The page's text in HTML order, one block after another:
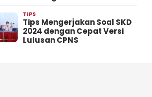
TIPS
Tips Mengerjakan Soal SKD
2024 dengan Cepat Versi
Lulusan CPNS